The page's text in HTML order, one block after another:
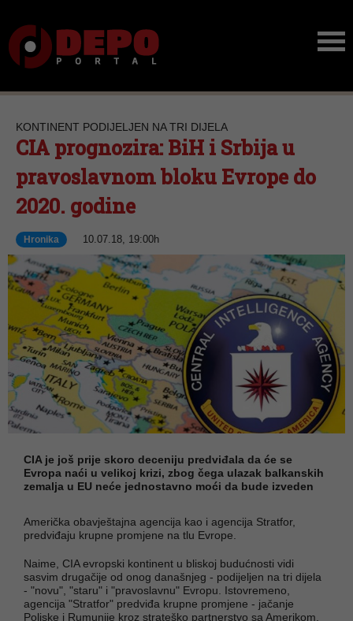
KONTINENT PODIJELJEN NA TRI DIJELA
CIA prognozira: BiH i Srbija u
pravoslavnom bloku Evrope do
2020. godine
Hronika 10.07.18, 19:00h
CIA je još prije skoro deceniju predviđala da će se
Evropa naći u velikoj krizi, zbog čega ulazak balkanskih
zemalja u EU neće jednostavno moći da bude izveden
Američka obavještajna agencija kao i agencija Stratfor,
predviđaju krupne promjene na tlu Evrope.
Naime, CIA evropski kontinent u bliskoj budućnosti vidi
sasvim drugačije od onog današnjeg - podijeljen na tri dijela
- "novu", "staru" i "pravoslavnu" Evropu. Istovremeno,
agencija "Stratfor" predviđa krupne promjene - jačanje
Poljske i Rumunije kroz strateško partnerstvo sa Amerikom,